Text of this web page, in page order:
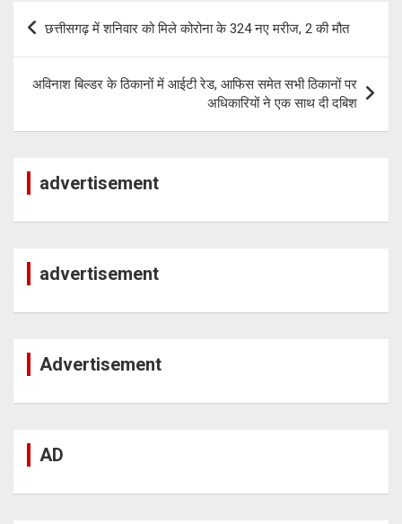
p
Post
navigation
छत्तीसगढ़ में शनिवार को मिले कोरोना के 324 नए मरीज, 2 की मौत
अविनाश बिल्डर के ठिकानों में आईटी रेड, आफिस समेत सभी ठिकानों पर
अधिकारियों ने एक साथ दी दबिश
advertisement
advertisement
Advertisement
AD